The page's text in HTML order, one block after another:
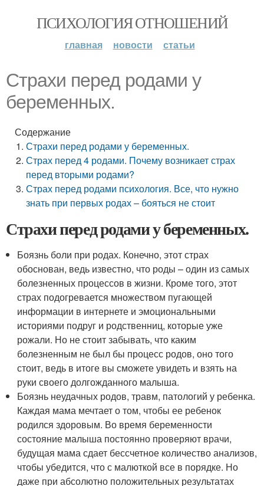
ПСИХОЛОГИЯ ОТНОШЕНИЙ
главная новости статьи
Страхи перед родами у
беременных.
Содержание
Страхи перед родами у беременных.
Страх перед 4 родами. Почему возникает страх
перед вторыми родами?
Страх перед родами психология. Все, что нужно
знать при первых родах – бояться не стоит
Страхи перед родами у беременных.
Боязнь боли при родах. Конечно, этот страх
обоснован, ведь известно, что роды – один из самых
болезненных процессов в жизни. Кроме того, этот
страх подогревается множеством пугающей
информации в интернете и эмоциональными
историями подруг и родственниц, которые уже
рожали. Но не стоит забывать, что каким
болезненным не был бы процесс родов, оно того
стоит, ведь в итоге вы сможете увидеть и взять на
руки своего долгожданного малыша.
Боязнь неудачных родов, травм, патологий у ребенка.
Каждая мама мечтает о том, чтобы ее ребенок
родился здоровым. Во время беременности
состояние малыша постоянно проверяют врачи,
будущая мама сдает бессчетное количество анализов,
чтобы убедится, что с малюткой все в порядке. Но
даже при абсолютно положительных результатах